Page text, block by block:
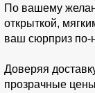
По вашему
открыткой,
ваш сюрприз
Доверяя
прозрачные